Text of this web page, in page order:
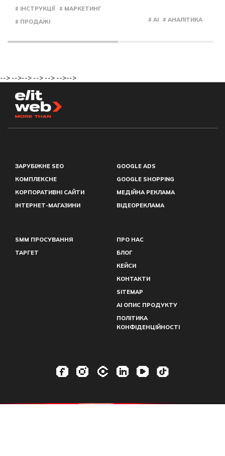
# ІНСТРУКЦІЇ
# МАРКЕТИНГ
# ПРОДАЖІ
# AI # АНАЛІТИКА
--> -->--> --> --> -->-->
ЗАРУБІЖНЕ SEO
КОМПЛЕКСНЕ
КОРПОРАТИВНІ САЙТИ
ІНТЕРНЕТ-МАГАЗИНИ
GOOGLE ADS
GOOGLE SHOPPING
МЕДІЙНА РЕКЛАМА
ВІДЕОРЕКЛАМА
SMM ПРОСУВАННЯ
ТАРГЕТ
ПРО НАС
БЛОГ
КЕЙСИ
КОНТАКТИ
SITEMAP
AI ОПИС ПРОДУКТУ
ПОЛІТИКА
КОНФІДЕНЦІЙНОСТІ